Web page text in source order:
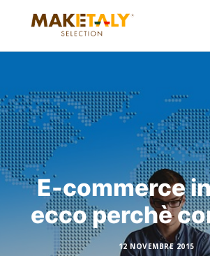
Azienda
Progetti
Accordi
Servizi
Journal
Lavora con
Cina live
E-commerce
ecco perchè
12 NOVEMBRE 2015